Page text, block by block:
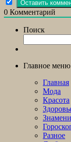
0 Комментарий
Поиск
Главное меню
Главная
Мода
Красота
Разное